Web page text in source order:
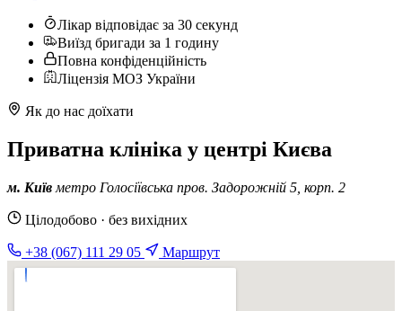
Лікар відповідає за 30 секунд
Виїзд бригади за 1 годину
Повна конфіденційність
Ліцензія МОЗ України
Як до нас доїхати
Приватна клініка у центрі Києва
м. Київ метро Голосіївська пров. Задорожній 5, корп. 2
Цілодобово · без вихідних
+38 (067) 111 29 05 Маршрут